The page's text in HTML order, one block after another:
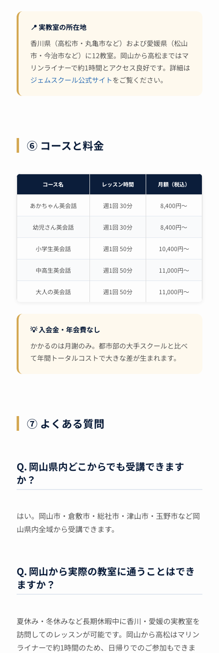
📍 実教室の所在地
香川県（高松市・丸亀市など）および愛媛県（松山
市・今治市など）に12教室。岡山から高松まではマ
リンライナーで約1時間とアクセス良好です。詳細は
ジェムスクール公式サイトをご覧ください。
⑥ コースと料金
コース名 レッスン時間 月額（税込）
あかちゃん英会話 週1回 30分 8,400円〜
幼児さん英会話 週1回 30分 8,400円〜
小学生英会話 週1回 50分 10,400円〜
中高生英会話 週1回 50分 11,000円〜
大人の英会話 週1回 50分 11,000円〜
💡 入会金・年会費なし
かかるのは月謝のみ。都市部の大手スクールと比べ
て年間トータルコストで大きな差が生まれます。
⑦ よくある質問
Q. 岡山県内どこからでも受講できます
か？
はい。岡山市・倉敷市・総社市・津山市・玉野市など岡
山県内全域から受講できます。
Q. 岡山から実際の教室に通うことはでき
ますか？
夏休み・冬休みなど長期休暇中に香川・愛媛の実教室を
訪問してのレッスンが可能です。岡山から高松はマリン
ライナーで約1時間のため、日帰りでのご参加もできま